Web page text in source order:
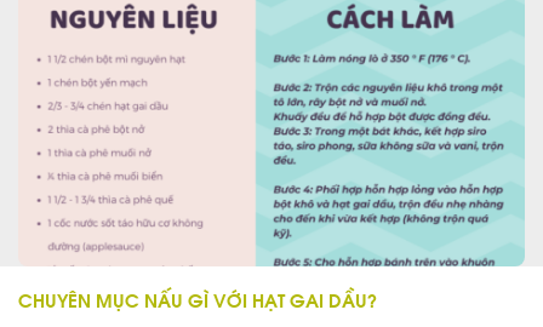
CHUYÊN MỤC NẤU GÌ VỚI HẠT GAI DẦU?